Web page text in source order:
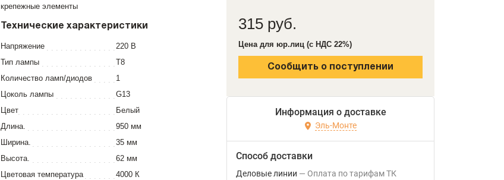
крепежные элементы
Технические характеристики
Напряжение
220 В
Тип лампы
T8
Количество ламп/диодов
1
Цоколь лампы
G13
Цвет
Белый
Длина.
950 мм
Ширина.
35 мм
Высота.
62 мм
Цветовая температура
4000 К
315 руб.
Цена для юр.лиц (с НДС 22%)
Сообщить о поступлении
Информация о доставке
Эль-Монте
Способ доставки
Деловые линии Оплата по тарифам ТК